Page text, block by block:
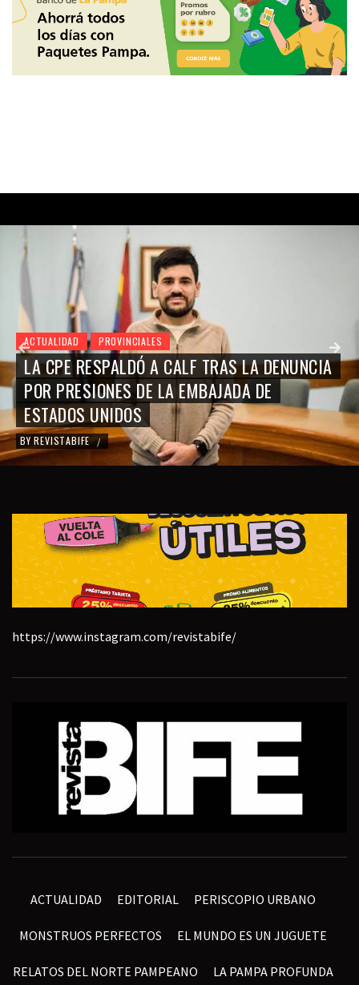
ACTUALIDAD PROVINCIALES
LA CPE RESPALDÓ A CALF TRAS LA DENUNCIA
POR PRESIONES DE LA EMBAJADA DE
ESTADOS UNIDOS
BY REVISTABIFE /
https://www.instagram.com/revistabife/
ACTUALIDAD EDITORIAL PERISCOPIO URBANO
MONSTRUOS PERFECTOS EL MUNDO ES UN JUGUETE
RELATOS DEL NORTE PAMPEANO LA PAMPA PROFUNDA